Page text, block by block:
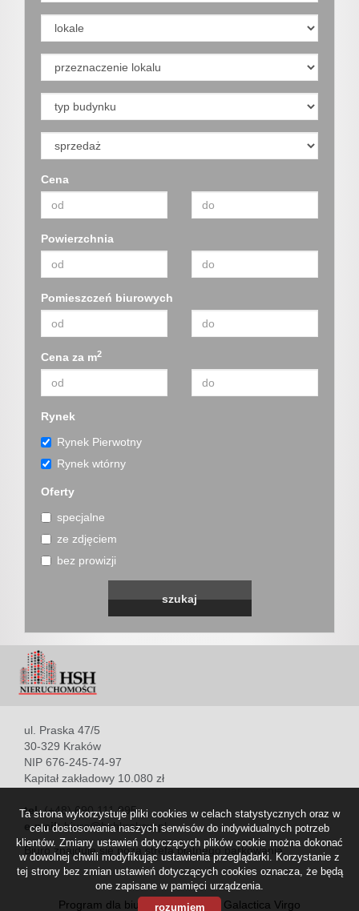
HSH
w
obrocie
Cena
Powierzchnia
Pomieszczeń biurowych
Cena za m2
Rynek
Rynek Pierwotny
Rynek wtórny
Oferty
specjalne
ze zdjęciem
bez prowizji
ul. Praska 47/5
30-329 Kraków
NIP 676-245-74-97
Kapitał zakładowy 10.080 zł
tel.(+48) 690 111 995
e-mail:biuro@hshkrakow.pl
Biuro znajduje się poza strefą płatnego parkowania.
Program dla biur nieruchomości Galactica Virgo
Ta strona wykorzystuje pliki cookies w celach statystycznych oraz w
celu dostosowania naszych serwisów do indywidualnych potrzeb
klientów. Zmiany ustawień dotyczących plików cookie można dokonać
w dowolnej chwili modyfikując ustawienia przeglądarki. Korzystanie z
tej strony bez zmian ustawień dotyczących cookies oznacza, że będą
one zapisane w pamięci urządzenia.
rozumiem